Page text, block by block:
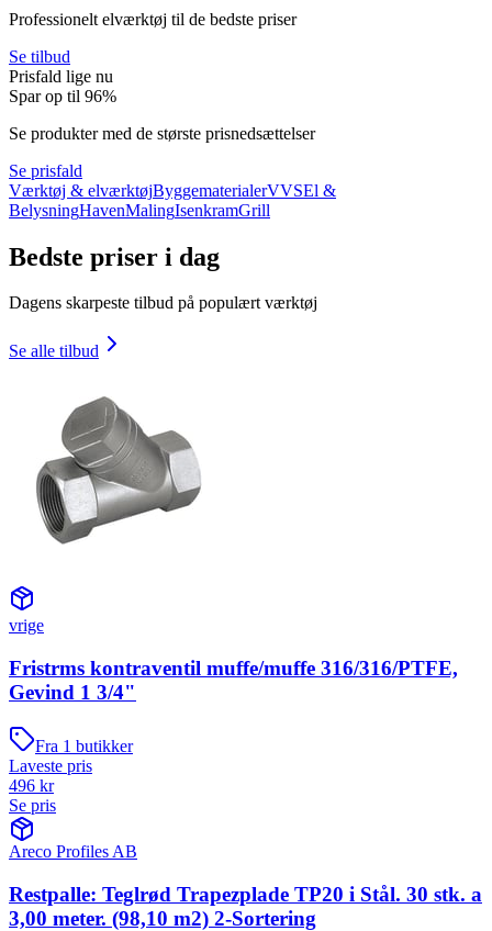
Professionelt elværktøj til de bedste priser
Se tilbud
Prisfald lige nu
Spar op til 96%
Se produkter med de største prisnedsættelser
Se prisfald
Værktøj & elværktøjByggematerialerVVSEl &
BelysningHavenMalingIsenkramGrill
Bedste priser i dag
Dagens skarpeste tilbud på populært værktøj
Se alle tilbud
vrige
Fristrms kontraventil muffe/muffe 316/316/PTFE,
Gevind 1 3/4"
Fra 1 butikker
Laveste pris
496 kr
Se pris
Areco Profiles AB
Restpalle: Teglrød Trapezplade TP20 i Stål. 30 stk. a
3,00 meter. (98,10 m2) 2-Sortering